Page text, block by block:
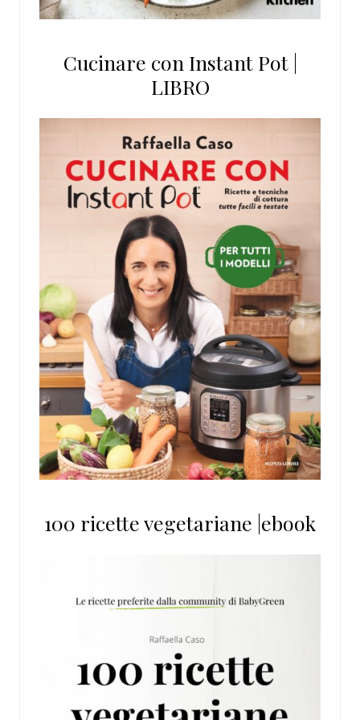
Cucinare con Instant Pot |
LIBRO
100 ricette vegetariane |ebook